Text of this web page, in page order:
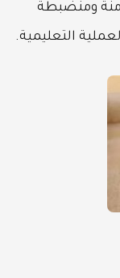
ومنضبطة
التعليمية.